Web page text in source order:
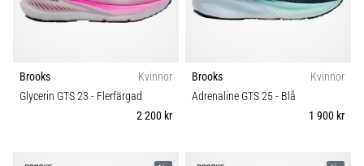
som
iliotibialbandssyndrom
ett
mycket
Brooks
Kvinnor
Glycerin GTS 23 - Flerfärgad
2 200 kr
Brooks
Kvinnor
Adrenaline GTS 25- Blå
1 900 kr